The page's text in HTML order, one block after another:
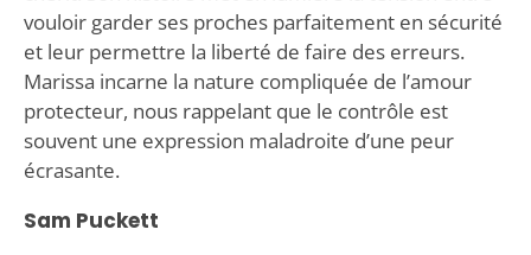
vouloir garder ses proches parfaitement en sécurité
et leur permettre la liberté de faire des erreurs.
Marissa incarne la nature compliquée de l’amour
protecteur, nous rappelant que le contrôle est
souvent une expression maladroite d’une peur
écrasante.
Sam Puckett